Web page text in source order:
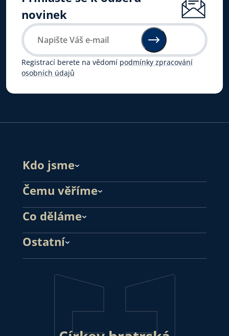
novinek
Registrací berete na vědomí podmínky zpracování
osobních údajů
Kdo jsme
Čemu věříme
Co děláme
Ostatní